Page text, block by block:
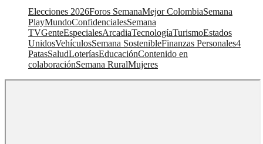
Elecciones 2026Foros SemanaMejor ColombiaSemana
PlayMundoConfidencialesSemana
TVGenteEspecialesArcadiaTecnologíaTurismoEstados
UnidosVehículosSemana SostenibleFinanzas Personales4
PatasSaludLoteríasEducaciónContenido en
colaboraciónSemana RuralMujeres